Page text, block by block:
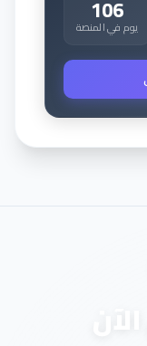
106
يوم في المنصة